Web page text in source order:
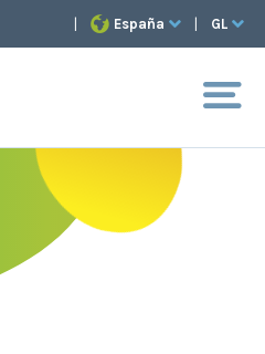
España GL